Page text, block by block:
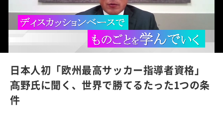
u
a
%
日本人初「欧州最高サッカー指導者資格」
髙野氏に聞く、世界で勝てるたった1つの条
件